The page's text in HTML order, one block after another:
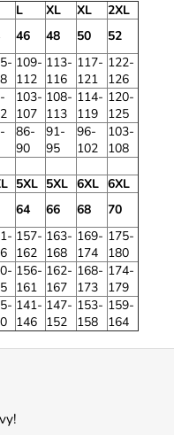
L XL XL
2XL
46 48 50
52
109-
112
113-
116
117-
121
122-
126
103-
107
108-
113
114-
119
120-
125
86-
90
91-
95
96-
102
103-
108
5XL 5XL 6XL 6XL
64 66 68
70
157-
162
163-
168
169-
174
175-
180
156-
161
162-
167
168-
173
174-
179
141-
146
147-
152
153-
158
159-
164